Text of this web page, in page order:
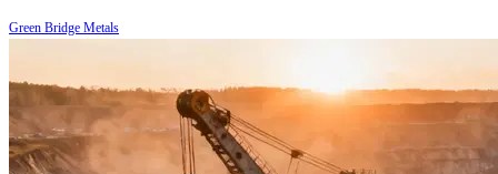
Green Bridge Metals